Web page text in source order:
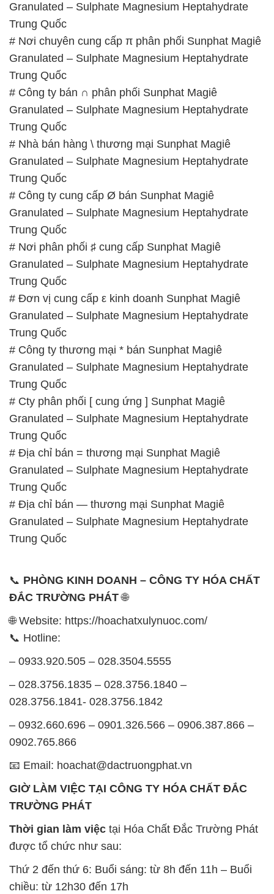
Granulated – Sulphate Magnesium Heptahydrate
Trung Quốc
# Nơi chuyên cung cấp π phân phối Sunphat Magiê
Granulated – Sulphate Magnesium Heptahydrate
Trung Quốc
# Công ty bán ∩ phân phối Sunphat Magiê
Granulated – Sulphate Magnesium Heptahydrate
Trung Quốc
# Nhà bán hàng \ thương mại Sunphat Magiê
Granulated – Sulphate Magnesium Heptahydrate
Trung Quốc
# Công ty cung cấp Ø bán Sunphat Magiê
Granulated – Sulphate Magnesium Heptahydrate
Trung Quốc
# Nơi phân phối ♯ cung cấp Sunphat Magiê
Granulated – Sulphate Magnesium Heptahydrate
Trung Quốc
# Đơn vị cung cấp ε kinh doanh Sunphat Magiê
Granulated – Sulphate Magnesium Heptahydrate
Trung Quốc
# Công ty thương mại * bán Sunphat Magiê
Granulated – Sulphate Magnesium Heptahydrate
Trung Quốc
# Cty phân phối [ cung ứng ] Sunphat Magiê
Granulated – Sulphate Magnesium Heptahydrate
Trung Quốc
# Địa chỉ bán = thương mại Sunphat Magiê
Granulated – Sulphate Magnesium Heptahydrate
Trung Quốc
# Địa chỉ bán — thương mại Sunphat Magiê
Granulated – Sulphate Magnesium Heptahydrate
Trung Quốc
📞 PHÒNG KINH DOANH – CÔNG TY HÓA CHẤT
ĐẮC TRƯỜNG PHÁT🌐
🌐 Website: https://hoachatxulynuoc.com/
📞 Hotline:
– 0933.920.505 – 028.3504.5555
– 028.3756.1835 – 028.3756.1840 –
028.3756.1841- 028.3756.1842
– 0932.660.696 – 0901.326.566 – 0906.387.866 –
0902.765.866
📧 Email: hoachat@dactruongphat.vn
GIỜ LÀM VIỆC TẠI CÔNG TY HÓA CHẤT ĐẮC
TRƯỜNG PHÁT
Thời gian làm việc tại Hóa Chất Đắc Trường Phát
được tổ chức như sau:
Thứ 2 đến thứ 6: Buổi sáng: từ 8h đến 11h – Buổi
chiều: từ 12h30 đến 17h